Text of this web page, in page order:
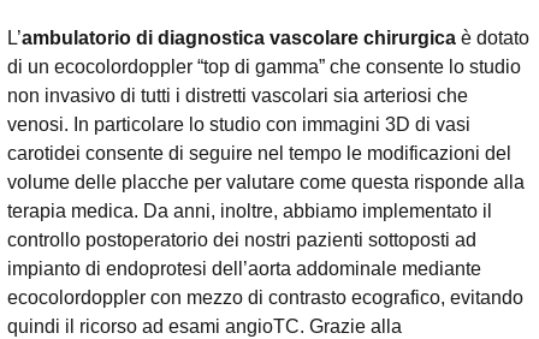
L’ambulatorio di diagnostica vascolare chirurgica è dotato
di un ecocolordoppler “top di gamma” che consente lo studio
non invasivo di tutti i distretti vascolari sia arteriosi che
venosi. In particolare lo studio con immagini 3D di vasi
carotidei consente di seguire nel tempo le modificazioni del
volume delle placche per valutare come questa risponde alla
terapia medica. Da anni, inoltre, abbiamo implementato il
controllo postoperatorio dei nostri pazienti sottoposti ad
impianto di endoprotesi dell’aorta addominale mediante
ecocolordoppler con mezzo di contrasto ecografico, evitando
quindi il ricorso ad esami angioTC. Grazie alla